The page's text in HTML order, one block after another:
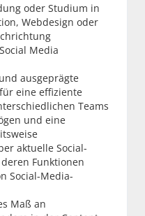
oder Studium in
Webdesign oder
Media
ausgeprägte
eine effiziente
Teams
und eine
aktuelle Social-
Funktionen
Social-Media-
Maß an